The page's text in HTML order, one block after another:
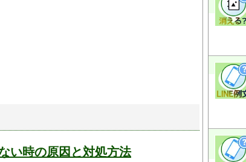
い時の原因と対処方法